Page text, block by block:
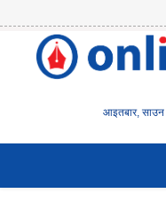
आइतबार, साउन
होम
वित्त